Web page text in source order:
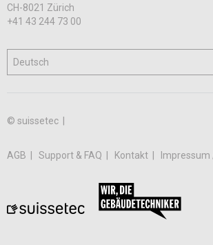
CH-8021 Zürich
+41 43 244 73 00
© suissetec |
AGB Support & FAQ Kontakt